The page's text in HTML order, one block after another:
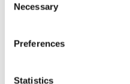
Selection
Necessary
Preferences
Statistics